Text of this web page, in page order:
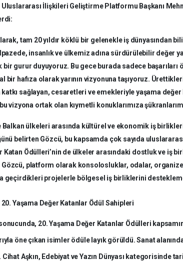
İlişkileri Geliştirme Platformu Başkanı
tam 20 yıldır köklü bir gelenekle iş dünyasından
insanlık ve ülkemiz adına sürdürülebilir değer
bir gurur duyuyoruz. Bu gece burada sadece
bir hafıza olarak yarının vizyonuna taşıyoruz.
sağlayan, cesaretleri ve emekleriyle yaşama değer
vizyona ortak olan kıymetli konuklarımıza
Balkan ülkeleri arasında kültürel ve ekonomik iş
belirten Gözcü, bu kapsamda çok sayıda
Katan Ödülleri’nin de ülkeler arasındaki dostluk ve iş
Gözcü, platform olarak konsolosluklar, odalar,
geçirdikleri projelerle bölgesel iş birliklerini
Yaşama Değer Katanlar Ödül Sahipleri
20. Yaşama Değer Katanlar Ödülleri
öne çıkan isimler ödüle layık görüldü. Sanat
Aşkın, Edebiyat ve Yazın Dünyası kategorisinde